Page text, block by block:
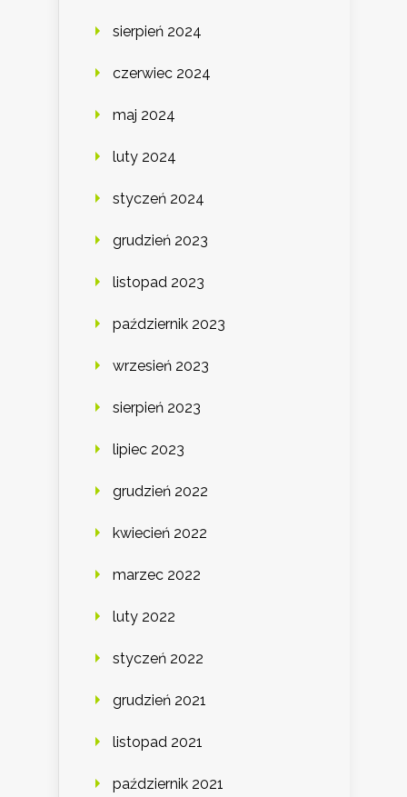
sierpień 2024
czerwiec 2024
maj 2024
luty 2024
styczeń 2024
grudzień 2023
listopad 2023
październik 2023
wrzesień 2023
sierpień 2023
lipiec 2023
grudzień 2022
kwiecień 2022
marzec 2022
luty 2022
styczeń 2022
grudzień 2021
listopad 2021
październik 2021